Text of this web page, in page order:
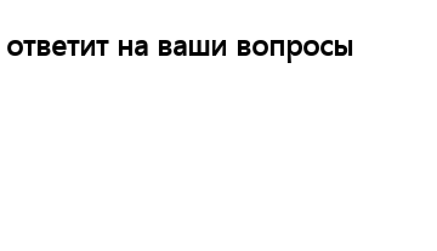
на ваши вопросы